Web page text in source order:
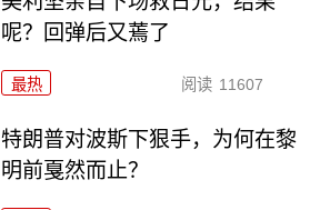
呢？回弹后又蔫了
最热 阅读 11607
特朗普对波斯下狠手，为何在黎
明前戛然而止？